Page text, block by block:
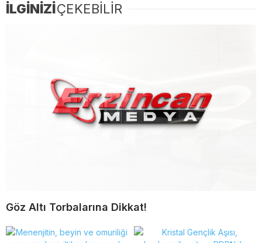
İLGİNİZİÇEKEBİLİR
Göz Altı Torbalarına Dikkat!